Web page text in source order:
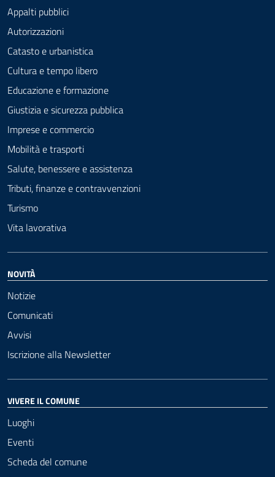
Appalti pubblici
Autorizzazioni
Catasto e urbanistica
Cultura e tempo libero
Educazione e formazione
Giustizia e sicurezza pubblica
Imprese e commercio
Mobilità e trasporti
Salute, benessere e assistenza
Tributi, finanze e contravvenzioni
Turismo
Vita lavorativa
NOVITÀ
Notizie
Comunicati
Avvisi
Iscrizione alla Newsletter
VIVERE IL COMUNE
Luoghi
Eventi
Scheda del comune